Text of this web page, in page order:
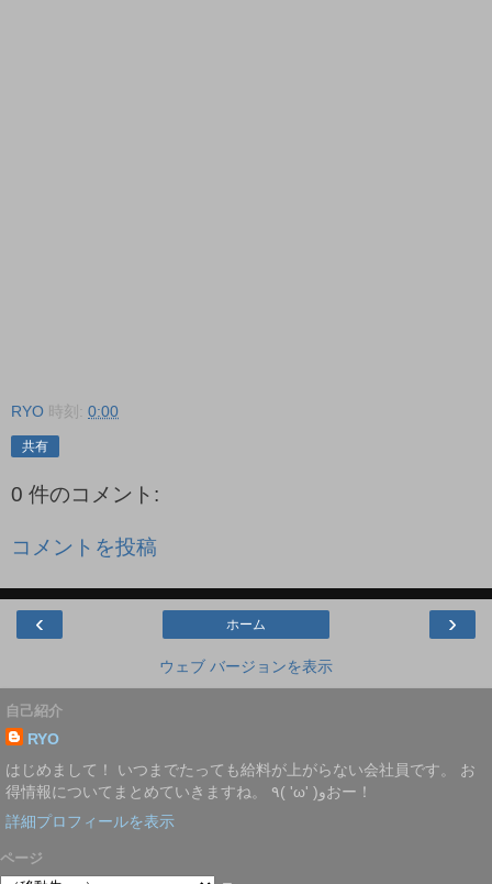
RYO 時刻: 0:00
共有
0 件のコメント:
コメントを投稿
‹ ›
ホーム
ウェブ バージョンを表示
自己紹介
RYO
はじめまして！ いつまでたっても給料が上がらない会社員です。 お
得情報についてまとめていきますね。 ٩( 'ω' )وおー！
詳細プロフィールを表示
ページ